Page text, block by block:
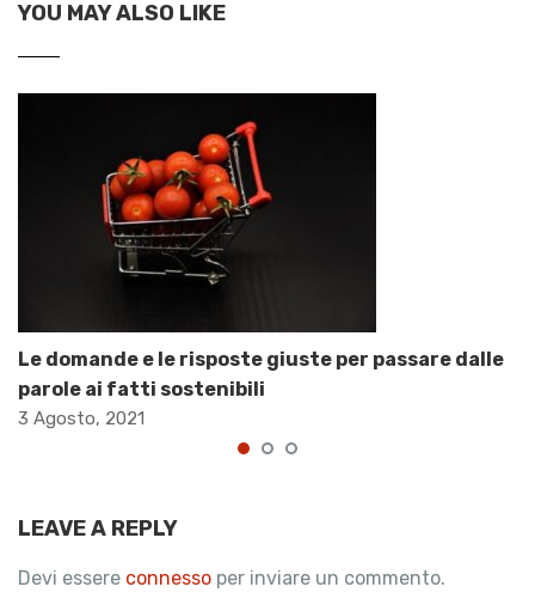
YOU MAY ALSO LIKE
Le domande e le risposte giuste per passare dalle
parole ai fatti sostenibili
3 Agosto, 2021
LEAVE A REPLY
Devi essere connesso per inviare un commento.